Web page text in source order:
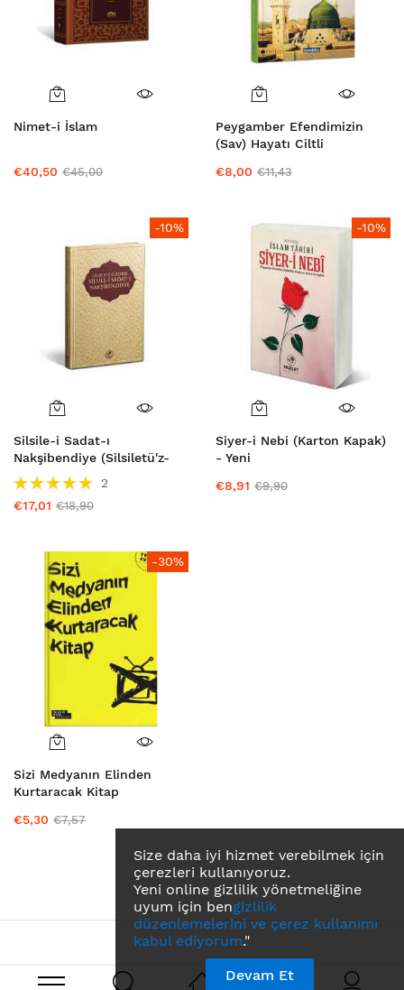
Size daha iyi hizmet verebilmek için
çerezleri kullanıyoruz.
Yeni online gizlilik yönetmeliğine
uyum için bengizlilik
düzenlemelerini ve çerez kullanımı
kabul ediyorum."
Devam Et
Nimet-i İslam
€40,50 €45,00
Peygamber Efendimizin
(Sav) Hayatı Ciltli
€8,00 €11,43
-10%
Silsile-i Sadat-ı
Nakşibendiye (Silsiletü'z-
Zeheb)
Puanlama:
100%
2
€17,01 €18,90
-10%
Siyer-i Nebi (Karton Kapak)
- Yeni
€8,91 €9,90
-30%
Sizi Medyanın Elinden
Kurtaracak Kitap
€5,30 €7,57